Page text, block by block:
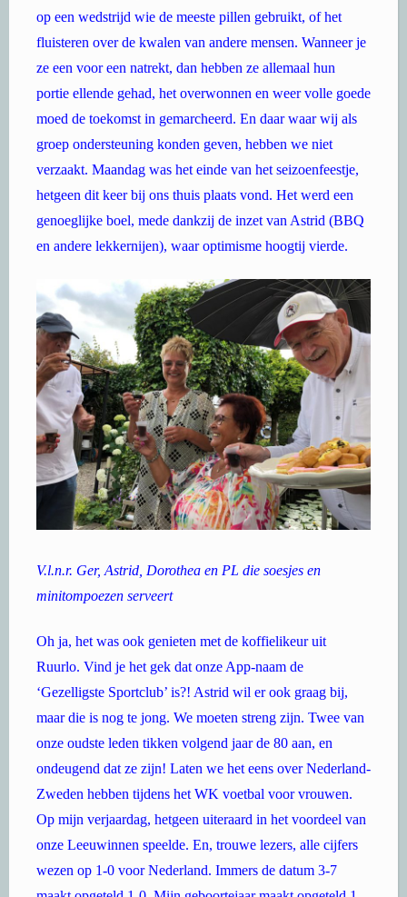
op een wedstrijd wie de meeste pillen gebruikt, of het
fluisteren over de kwalen van andere mensen. Wanneer je
ze een voor een natrekt, dan hebben ze allemaal hun
portie ellende gehad, het overwonnen en weer volle goede
moed de toekomst in gemarcheerd. En daar waar wij als
groep ondersteuning konden geven, hebben we niet
verzaakt. Maandag was het einde van het seizoenfeestje,
hetgeen dit keer bij ons thuis plaats vond. Het werd een
genoeglijke boel, mede dankzij de inzet van Astrid (BBQ
en andere lekkernijen), waar optimisme hoogtij vierde.
V.l.n.r. Ger, Astrid, Dorothea en PL die soesjes en
minitompoezen serveert
Oh ja, het was ook genieten met de koffielikeur uit
Ruurlo. Vind je het gek dat onze App-naam de
‘Gezelligste Sportclub’ is?! Astrid wil er ook graag bij,
maar die is nog te jong. We moeten streng zijn. Twee van
onze oudste leden tikken volgend jaar de 80 aan, en
ondeugend dat ze zijn! Laten we het eens over Nederland-
Zweden hebben tijdens het WK voetbal voor vrouwen.
Op mijn verjaardag, hetgeen uiteraard in het voordeel van
onze Leeuwinnen speelde. En, trouwe lezers, alle cijfers
wezen op 1-0 voor Nederland. Immers de datum 3-7